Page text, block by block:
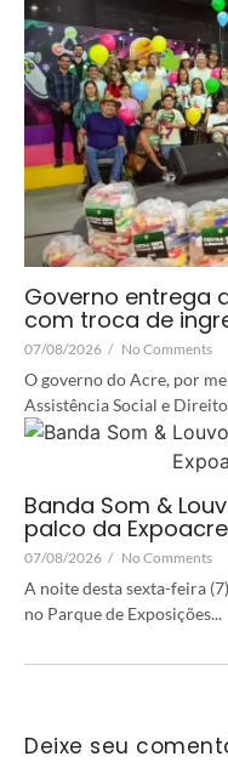
Governo entrega
com troca de
07/08/2026 / No Comments
O governo do Acre, por
Assistência Social e
Banda Som &
palco da
07/08/2026 / No Comments
A noite desta sexta-feira
no Parque de Exposições...
Deixe seu